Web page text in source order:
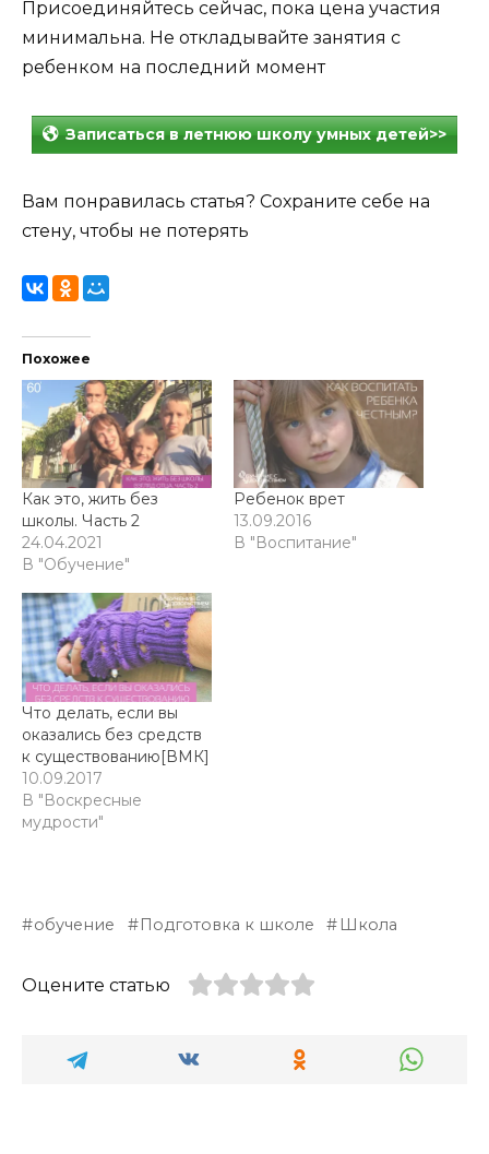
Присоединяйтесь сейчас, пока цена участия
минимальна. Не откладывайте занятия с
ребенком на последний момент
Записаться в летнюю школу умных детей>>
Вам понравилась статья? Сохраните себе на
стену, чтобы не потерять
Похожее
Как это, жить без
школы. Часть 2
24.04.2021
В "Обучение"
Ребенок врет
13.09.2016
В "Воспитание"
Что делать, если вы
оказались без средств
к существованию[ВМК]
10.09.2017
В "Воскресные
мудрости"
обучение Подготовка к школе Школа
Оцените статью